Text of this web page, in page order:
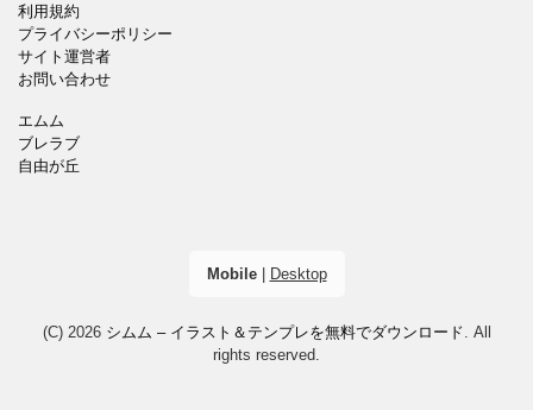
利用規約
プライバシーポリシー
サイト運営者
お問い合わせ
エムム
ブレラブ
自由が丘
Mobile| Desktop
(C) 2026 シムム – イラスト＆テンプレを無料でダウンロード . All
rights reserved.